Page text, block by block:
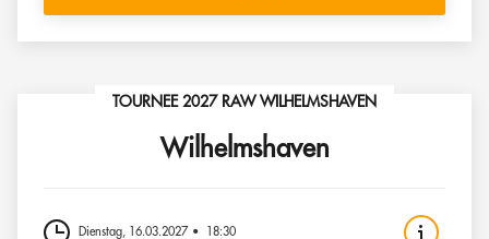
TOURNEE 2027 RAW WILHELMSHAVEN
Wilhelmshaven
Dienstag, 16.03.2027 18:30